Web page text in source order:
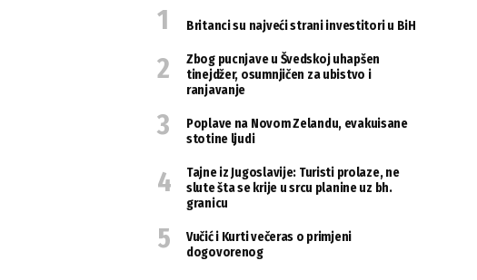
Britanci su najveći strani investitori u BiH
Zbog pucnjave u Švedskoj uhapšen
tinejdžer, osumnjičen za ubistvo i
ranjavanje
Poplave na Novom Zelandu, evakuisane
stotine ljudi
Tajne iz Jugoslavije: Turisti prolaze, ne
slute šta se krije u srcu planine uz bh.
granicu
Vučić i Kurti večeras o primjeni
dogovorenog